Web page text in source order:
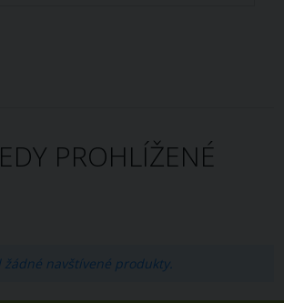
PROHLÍŽENÉ
žádné navštívené produkty.